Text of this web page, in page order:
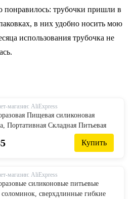
понравилось: трубочки пришли в
в них удобно носить мою
использования трубочка не
магазин: AliExpress
Пищевая силиконовая
Портативная Складная Питьевая
с PP, Роскошный чехол для
и щетка для чистки
Купить
магазин: AliExpress
силиконовые питьевые
соломинок, сверхдлинные гибкие